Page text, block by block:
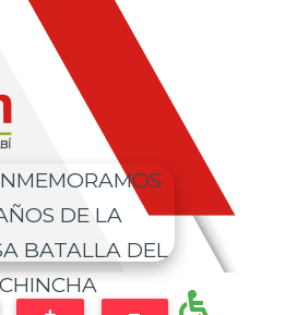
DE LA
BATALLA DEL